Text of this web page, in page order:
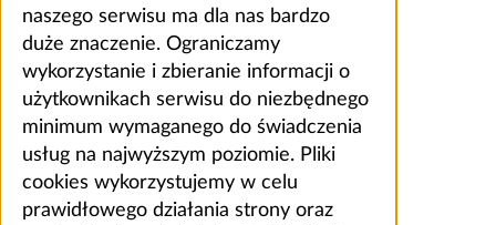
naszego serwisu ma dla nas bardzo
duże znaczenie. Ograniczamy
wykorzystanie i zbieranie informacji o
użytkownikach serwisu do niezbędnego
minimum wymaganego do świadczenia
usług na najwyższym poziomie. Pliki
cookies wykorzystujemy w celu
prawidłowego działania strony oraz